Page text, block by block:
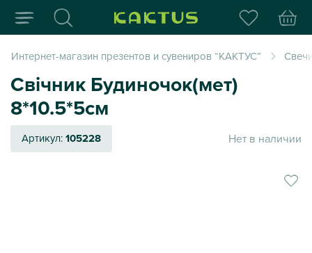
Интернет-магазин
Интернет-магазин презентов и сувениров “КАКТУС”
Свічник Будиночок(мет)
8*10.5*5см
Артикул:105228 Нет в наличии